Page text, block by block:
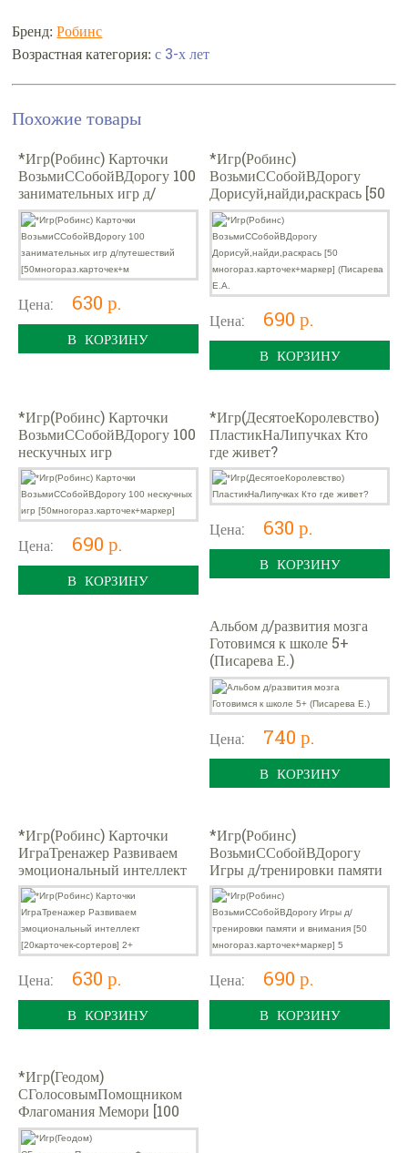
Бренд:Робинс
Возрастная категория:с 3-х лет
Похожие товары
*Игр(Робинс) Карточки
ВозьмиССобойВДорогу 100
занимательных игр д/
путешествий
[50многораз.карточек+м
Цена: 630 р.
В КОРЗИНУ
*Игр(Робинс)
ВозьмиССобойВДорогу
Дорисуй,найди,раскрась [50
многораз.карточек+маркер]
(Писарева Е.А.
Цена: 690 р.
В КОРЗИНУ
*Игр(Робинс) Карточки
ВозьмиССобойВДорогу 100
нескучных игр
[50многораз.карточек+марк
ер]
Цена: 690 р.
В КОРЗИНУ
*Игр(ДесятоеКоролевство)
ПластикНаЛипучках Кто
где живет?
Цена: 630 р.
В КОРЗИНУ
Альбом д/развития мозга
Готовимся к школе 5+
(Писарева Е.)
Цена: 740 р.
В КОРЗИНУ
*Игр(Робинс) Карточки
ИграТренажер Развиваем
эмоциональный интеллект
[20карточек-сортеров] 2+
Цена: 630 р.
В КОРЗИНУ
*Игр(Робинс)
ВозьмиССобойВДорогу
Игры д/тренировки памяти
и внимания [50
многораз.карточек+маркер]
5
Цена: 690 р.
В КОРЗИНУ
*Игр(Геодом)
СГолосовымПомощником
Флагомания Мемори [100
карточек]